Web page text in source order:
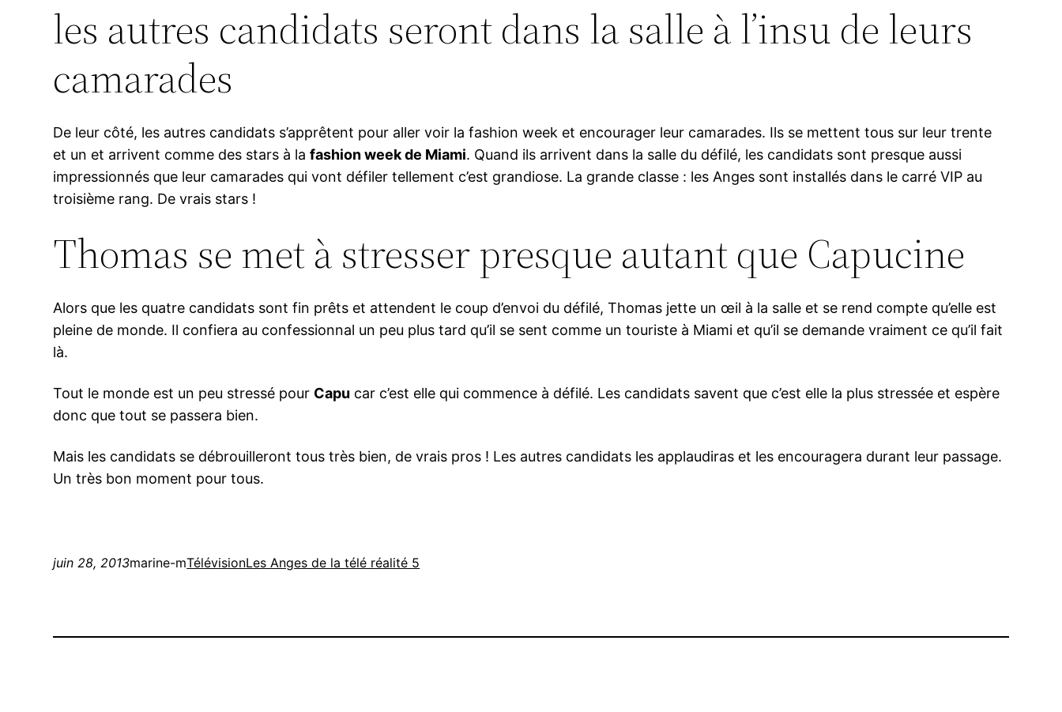
les autres candidats seront dans la salle à l’insu de leurs
camarades
De leur côté, les autres candidats s’apprêtent pour aller voir la fashion week et encourager leur camarades. Ils se mettent tous sur leur trente
et un et arrivent comme des stars à lafashion week de Miami. Quand ils arrivent dans la salle du défilé, les candidats sont presque aussi
impressionnés que leur camarades qui vont défiler tellement c’est grandiose. La grande classe : les Anges sont installés dans le carré VIP au
troisième rang. De vrais stars !
Thomas se met à stresser presque autant que Capucine
Alors que les quatre candidats sont fin prêts et attendent le coup d’envoi du défilé, Thomas jette un œil à la salle et se rend compte qu’elle est
pleine de monde. Il confiera au confessionnal un peu plus tard qu’il se sent comme un touriste à Miami et qu’il se demande vraiment ce qu’il fait
là.
Tout le monde est un peu stressé pour Capu car c’est elle qui commence à défilé. Les candidats savent que c’est elle la plus stressée et espère
donc que tout se passera bien.
Mais les candidats se débrouilleront tous très bien, de vrais pros ! Les autres candidats les applaudiras et les encouragera durant leur passage.
Un très bon moment pour tous.
juin 28, 2013marine-mTélévisionLes Anges de la télé réalité 5